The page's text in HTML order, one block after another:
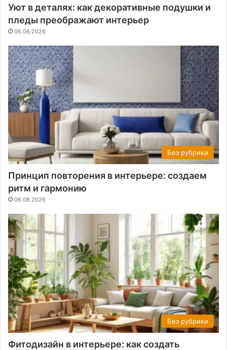
Уют в деталях: как декоративные подушки и
пледы преображают интерьер
06.08.2026
Без рубрики
Принцип повторения в интерьере: создаем
ритм и гармонию
06.08.2026
Без рубрики
Фитодизайн в интерьере: как создать